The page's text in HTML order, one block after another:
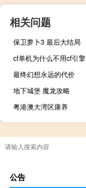
相关问题
保卫萝卜3 最后大结局
cf单机为什么不用cf引擎
最终幻想永远的代价
地下城堡 魔龙攻略
粤港澳大湾区康养
公告